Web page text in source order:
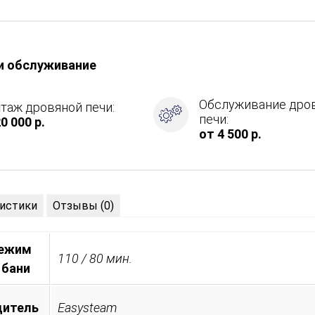
обслуживание
дровяной печи:
000 р.
Обслуживание
печи:
от 4 500 р.
Отзывы (0)
110 / 80 мин.
Easysteam